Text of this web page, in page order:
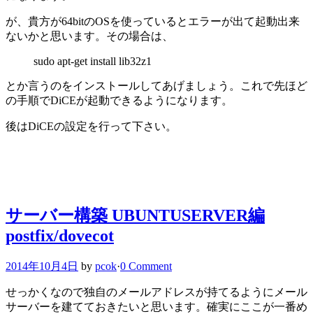
が、貴方が64bitのOSを使っているとエラーが出て起動出来
ないかと思います。その場合は、
sudo apt-get install lib32z1
とか言うのをインストールしてあげましょう。これで先ほど
の手順でDiCEが起動できるようになります。
後はDiCEの設定を行って下さい。
サーバー構築 UBUNTUSERVER編
postfix/dovecot
2014年10月4日 by pcok·0 Comment
せっかくなので独自のメールアドレスが持てるようにメール
サーバーを建てておきたいと思います。確実にここが一番め